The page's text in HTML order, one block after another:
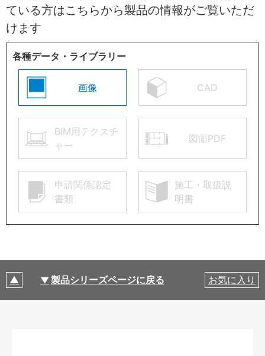
ている方はこちらから製品の情報がご覧いただ
けます
各種データ・ライブラリー
画像 CAD
BIM用テクスチ
ャー
図面PDF
申請関係認定
書類
施工・取扱説
明書
製品シリーズページに戻る お気に入り